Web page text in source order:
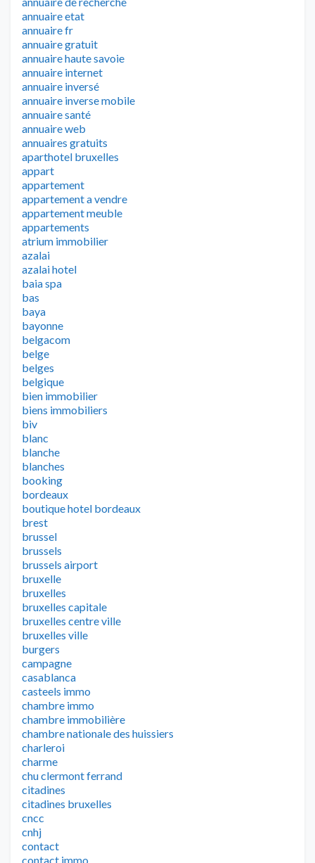
annuaire etat
annuaire fr
annuaire gratuit
annuaire haute savoie
annuaire internet
annuaire inversé
annuaire inverse mobile
annuaire santé
annuaire web
annuaires gratuits
aparthotel bruxelles
appart
appartement
appartement a vendre
appartement meuble
appartements
atrium immobilier
azalai
azalai hotel
baia spa
bas
baya
bayonne
belgacom
belge
belges
belgique
bien immobilier
biens immobiliers
biv
blanc
blanche
blanches
booking
bordeaux
boutique hotel bordeaux
brest
brussel
brussels
brussels airport
bruxelle
bruxelles
bruxelles capitale
bruxelles centre ville
bruxelles ville
burgers
campagne
casablanca
casteels immo
chambre immo
chambre immobilière
chambre nationale des huissiers
charleroi
charme
chu clermont ferrand
citadines
citadines bruxelles
cncc
cnhj
contact
contact immo